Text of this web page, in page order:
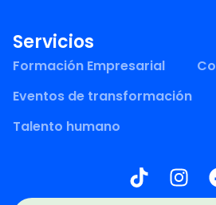
Servicios
Formación Empresarial
Eventos de transformación
Talento humano